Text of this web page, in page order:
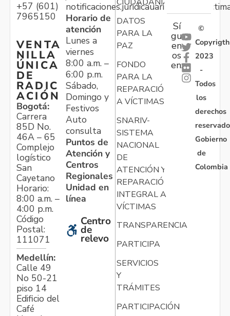
+57 (601)
7965150
VENTA
NILLA
ÚNICA
DE
RADIC
ACIÓN
Bogotá:
Carrera
85D No.
46A – 65
Complejo
logístico
San
Cayetano
Horario:
8:00 a.m. –
4:00 p.m.
Código
Postal:
111071
Medellín:
Calle 49
No 50-21
piso 14
Edificio del
Café
Horario de
atención
Lunes a
viernes
8:00 a.m. –
6:00 p.m.
Sábado,
Domingo y
Festivos
Auto
consulta
Puntos de
Atención y
Centros
Regionales
Unidad en
línea
Centro
de
relevo
DATOS
PARA LA
PAZ
FONDO
PARA LA
REPARACIÓN
A VÍCTIMAS
SNARIV-
SISTEMA
NACIONAL
DE
ATENCIÓN Y
REPARACIÓN
INTEGRAL A
VÍCTIMAS
TRANSPARENCIA
PARTICIPA
SERVICIOS
Y
TRÁMITES
PARTICIPACIÓN
Sí
gu
en
os
en:
©
Copyrigth
2023
-
Todos
los
derechos
Gobierno
de
Colombia